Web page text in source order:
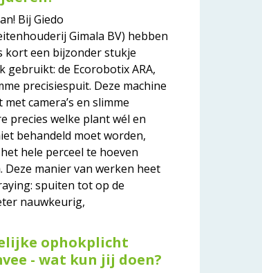
Bij Giedo
Gimala BV) hebben
kort een bijzonder stukje
gebruikt: de Ecorobotix ARA,
precisiespuit. Deze machine
camera’s en slimme
precies welke plant wél en
behandeld moet worden,
hele perceel te hoeven
Deze manier van werken heet
spuiten tot op de
nauwkeurig,
ophokplicht
- wat kun jij doen?